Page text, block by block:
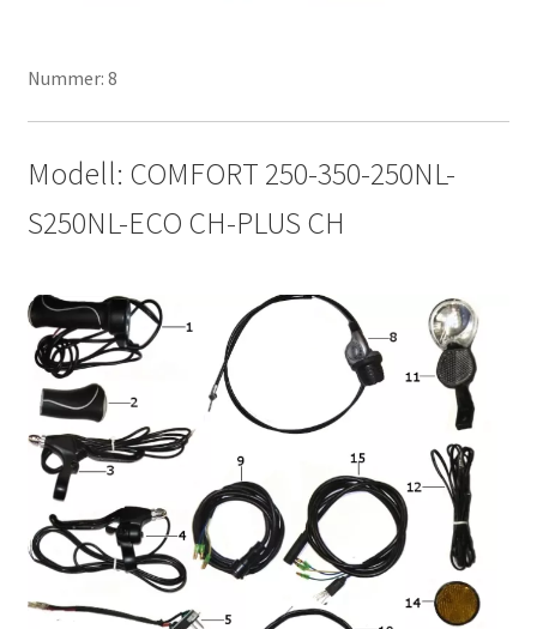
Nummer: 8
Modell: COMFORT 250-350-250NL-
S250NL-ECO CH-PLUS CH